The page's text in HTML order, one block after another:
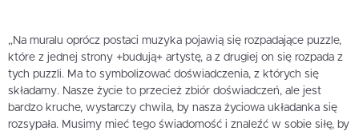
„Na muralu oprócz postaci muzyka pojawią się rozpadające puzzle,
które z jednej strony +budują+ artystę, a z drugiej on się rozpada z
tych puzzli. Ma to symbolizować doświadczenia, z których się
składamy. Nasze życie to przecież zbiór doświadczeń, ale jest
bardzo kruche, wystarczy chwila, by nasza życiowa układanka się
rozsypała. Musimy mieć tego świadomość i znaleźć w sobie siłę, by